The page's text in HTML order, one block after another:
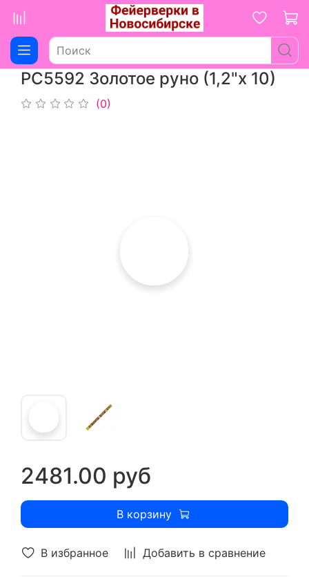
РС5592 Золотое руно (1,2"х 10)
(0)
В избранное Добавить в сравнение
2481.00 руб
В корзину